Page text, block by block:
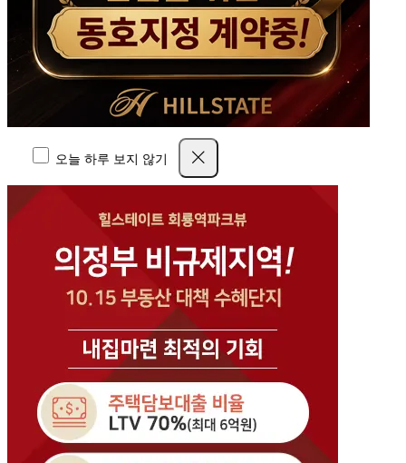
오늘 하루 보지 않기